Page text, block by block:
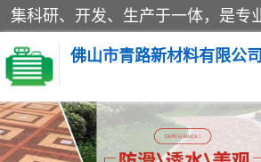
佛山市青路新材料有限公司